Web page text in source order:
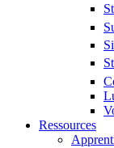
Ressources